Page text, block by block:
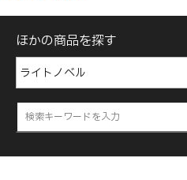
ほかの商品を探す